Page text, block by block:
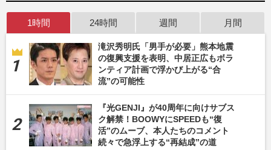
1時間 24時間 週間 月間
滝沢秀明氏「男手が必要」熊本地震
の復興支援を表明、中居正広もボラ
ンティア計画で浮かび上がる“合
流”の可能性
『光GENJI』が40周年に向けサブス
ク解禁！BOOWYにSPEEDも“復
活”のムーブ、本人たちのコメント
続々で急浮上する“再結成”の道